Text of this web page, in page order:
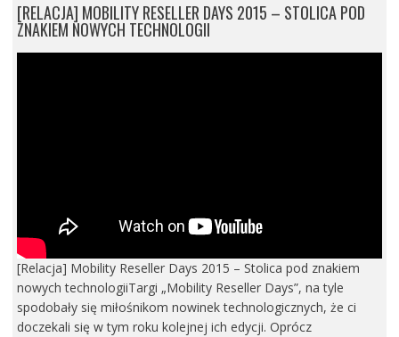
[RELACJA] MOBILITY RESELLER DAYS 2015 – STOLICA POD
ZNAKIEM NOWYCH TECHNOLOGII
[Relacja] Mobility Reseller Days 2015 – Stolica pod znakiem
nowych technologiiTargi „Mobility Reseller Days”, na tyle
spodobały się miłośnikom nowinek technologicznych, że ci
doczekali się w tym roku kolejnej ich edycji. Oprócz